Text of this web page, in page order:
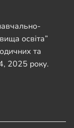
освіта”
та
2025 року.